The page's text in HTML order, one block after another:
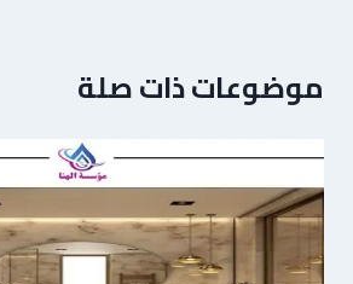
موضوعات ذات صلة